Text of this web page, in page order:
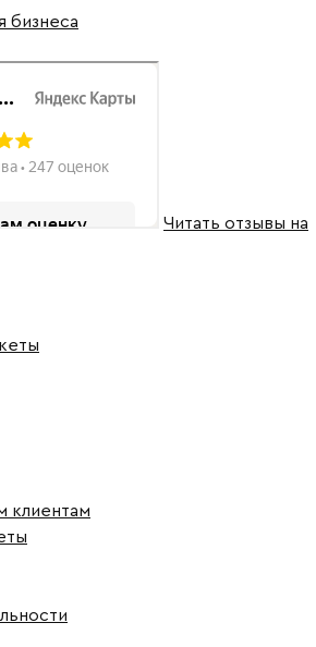
бизнеса
Читать отзывы на
клиентам